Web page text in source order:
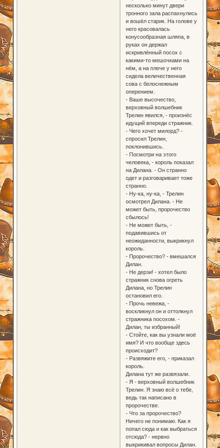
несколько минут двери
тронного зала распахнулись
и вошёл старик. На голове у
него красовалась
конусообразная шляпа, в
руках он держал
искривлённый посох с
какими-то мешочками на
нём, а на плече у него
сидела величественная
сова с белоснежным
оперением.
- Ваше высочество,
верховный волшебник
Трелин явился, - произнёс
идущий впереди стражник.
- Чего хочет милорд? -
спросил Трелин,
поклонившись.
- Посмотри на этого
человека, - король показал
на Дилана. - Он странно
одет и разговаривает тоже
странно.
- Ну-ка, ну-ка, - Трелин
осмотрел Дилана. - Не
может быть, пророчество
сбылось!
- Не может быть, -
подавившись от
неожиданности, выкрикнул
король.
- Пророчество? - вмешался
Дилан.
- Не дерзи! - хотел было
стражник снова огреть
Дилана, но Трелин
остановил его.
- Прочь невежа, -
воскликнул он и оттолкнул
стражника посохом. -
Дилан, ты избранный!
- Стойте, как вы узнали моё
имя? И что вообще здесь
происходит?
- Развяжите его, - приказал
король.
Дилана тут же развязали.
- Я - верховный волшебник
Трелин. Я знаю всё о тебе,
ведь так написано в
пророчестве.
- Что за пророчество?
Ничего не понимаю. Как я
попал сюда и как выбраться
отсюда? - нервно
выкрикивал вопросы Дилан.